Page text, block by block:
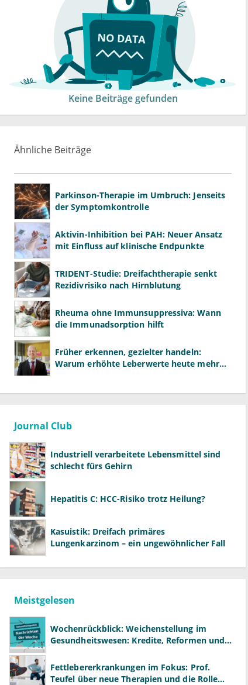
Keine Beiträge gefunden
Ähnliche Beiträge
Parkinson-Therapie im Umbruch: Jenseits
der Symptomkontrolle
Aktivin-Inhibition bei PAH: Neuer Ansatz
mit Einfluss auf klinische Endpunkte
TRIDENT-Studie: Dreifachtherapie senkt
Rezidivrisiko nach Hirnblutung
Rheuma ohne Immunsuppressiva: Wann
die Immunadsorption hilft
Früher erkennen, gezielter handeln:
Warum erhöhte Leberwerte heute mehr
Journal Club
Industriell verarbeitete Lebensmittel sind
schlecht fürs Gehirn
Hepatitis C: HCC-Risiko trotz Heilung?
Kasuistik: Dreifach primäres
Lungenkarzinom – ein ungewöhnlicher Fall
Meistgelesen
Wochenrückblick: Weichenstellung im
Gesundheitswesen: Kredite, Reformen und
Fettlebererkrankungen im Fokus: Prof.
Teufel über neue Therapien und die Rolle